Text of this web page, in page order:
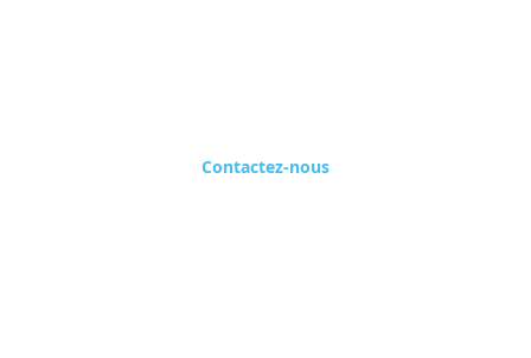
Contactez-nous